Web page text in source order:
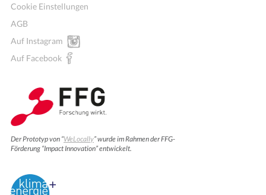
Cookie Einstellungen
AGB
Auf Instagram
Auf Facebook
Der Prototyp von “WeLocally” wurde im Rahmen der FFG-
Förderung “Impact Innovation” entwickelt.